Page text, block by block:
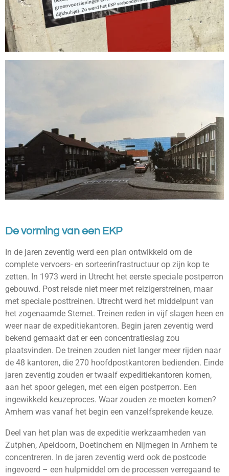
De vorming van een EKP
In de jaren zeventig werd een plan ontwikkeld om de
complete vervoers- en sorteerinfrastructuur op zijn kop te
zetten. In 1973 werd in Utrecht het eerste speciale postperron
gebouwd. Post reisde niet meer met reizigerstreinen, maar
met speciale posttreinen. Utrecht werd het middelpunt van
het zogenaamde Sternet. Treinen reden in vijf slagen heen en
weer naar de expeditiekantoren. Begin jaren zeventig werd
bekend gemaakt dat er een concentratieslag zou
plaatsvinden. De treinen zouden niet langer meer rijden naar
de 48 kantoren, die 270 hoofdpostkantoren bedienden. Einde
jaren zeventig zouden er twaalf expeditiekantoren komen,
aan het spoor gelegen, met een eigen postperron. Een
ingewikkeld keuzeproces. Waar zouden ze moeten komen?
Arnhem was vanaf het begin een vanzelfsprekende keuze.
Deel van het plan was de expeditie werkzaamheden van
Zutphen, Apeldoorn, Doetinchem en Nijmegen in Arnhem te
concentreren. In de jaren zeventig werd ook de postcode
ingevoerd – een hulpmiddel om de processen verregaand te